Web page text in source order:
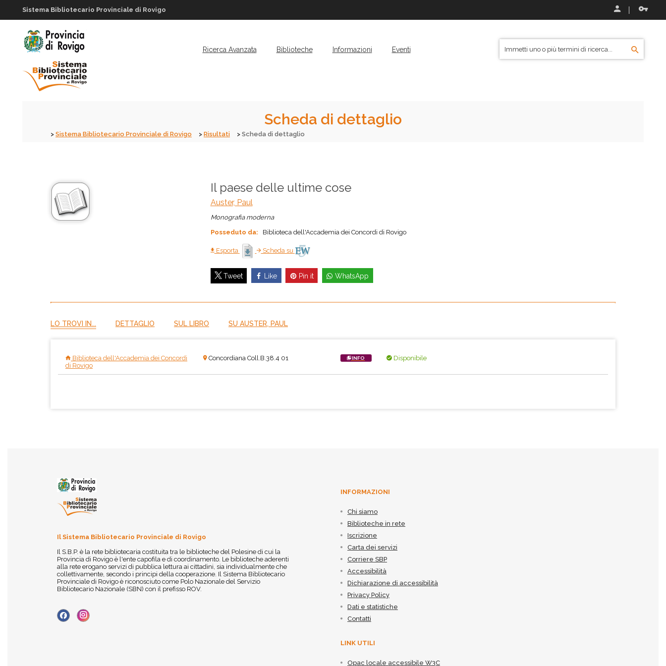
Sistema Bibliotecario Provinciale di Rovigo
Ricerca Avanzata Biblioteche Informazioni Eventi
Scheda di dettaglio
Sistema Bibliotecario Provinciale di Rovigo Risultati Scheda di dettaglio
Il paese delle ultime cose
Auster, Paul
Monografia moderna
Posseduto da:
Biblioteca dell'Accademia dei Concordi di Rovigo
Esporta Scheda su
Tweet Like Pin it WhatsApp
LO TROVI IN... DETTAGLIO SUL LIBRO SU AUSTER, PAUL
Biblioteca dell'Accademia dei Concordi
di Rovigo
Concordiana Coll.B.38.4 01 INFO Disponibile
Il Sistema Bibliotecario Provinciale di Rovigo
Il S.B.P. è la rete bibliotecaria costituita tra le biblioteche del Polesine di cui la
Provincia di Rovigo è l'ente capofila e di coordinamento. Le biblioteche aderenti
alla rete erogano servizi di pubblica lettura ai cittadini, sia individualmente che
collettivamente, secondo i principi della cooperazione. Il Sistema Bibliotecario
Provinciale di Rovigo è riconosciuto come Polo Nazionale del Servizio
Bibliotecario Nazionale (SBN) con il prefisso ROV.
INFORMAZIONI
Chi siamo
Biblioteche in rete
Iscrizione
Carta dei servizi
Corriere SBP
Accessibilità
Dichiarazione di accessibilità
Privacy Policy
Dati e statistiche
Contatti
LINK UTILI
Opac locale accessibile W3C